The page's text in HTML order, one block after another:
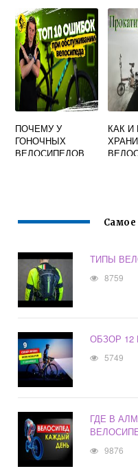
НА ВЕЛОСИПЕДЕ
ПОЧЕМУ У
ГОНОЧНЫХ
ВЕЛОСИПЕДОВ
КАК И
Самое
ТИПЫ
8759
ОБЗОР
5749
ГДЕ В
9876